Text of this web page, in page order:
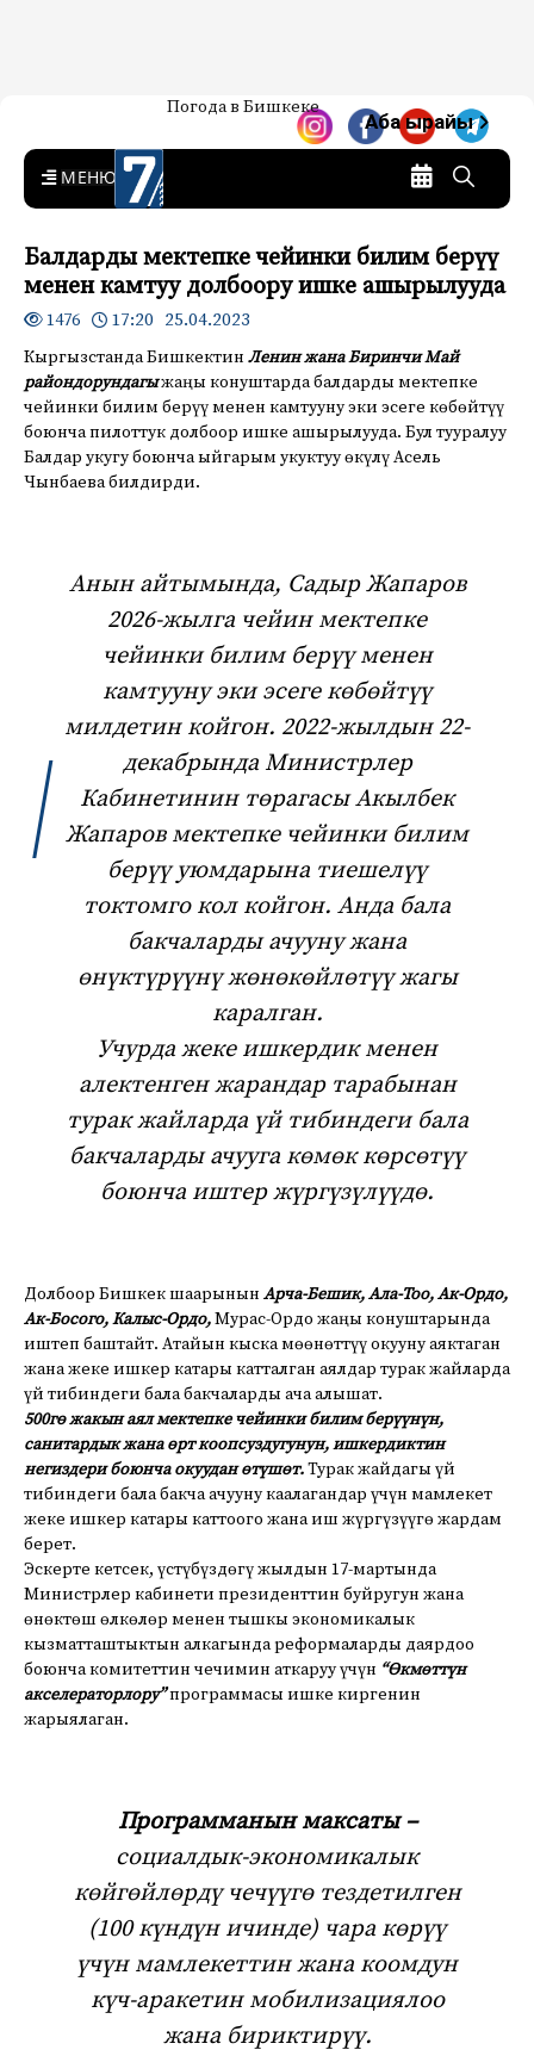
7-канал. Жаңылыктар —
Кыргызстан
Жаңылыктар — Кыргызстан
Погода в Бишкеке
Аба ырайы
MENU
Балдарды мектепке чейинки билим берүү
менен камтуу долбоору ишке ашырылууда
1476 17:20 25.04.2023
Кыргызстанда Бишкектин Ленин жана Биринчи Май
райондорундагыжаңы конуштарда балдарды мектепке
чейинки билим берүү менен камтууну эки эсеге көбөйтүү
боюнча пилоттук долбоор ишке ашырылууда. Бул тууралуу
Балдар укугу боюнча ыйгарым укуктуу өкүлү Асель
Чынбаева билдирди.
Анын айтымында, Садыр Жапаров
2026-жылга чейин мектепке
чейинки билим берүү менен
камтууну эки эсеге көбөйтүү
милдетин койгон. 2022-жылдын 22-
декабрында Министрлер
Кабинетинин төрагасы Акылбек
Жапаров мектепке чейинки билим
берүү уюмдарына тиешелүү
токтомго кол койгон. Анда бала
бакчаларды ачууну жана
өнүктүрүүнү жөнөкөйлөтүү жагы
каралган.
Учурда жеке ишкердик менен
алектенген жарандар тарабынан
турак жайларда үй тибиндеги бала
бакчаларды ачууга көмөк көрсөтүү
боюнча иштер жүргүзүлүүдө.
Долбоор Бишкек шаарынын Арча-Бешик, Ала-Тоо, Ак-Ордо,
Ак-Босого, Калыс-Ордо,Мурас-Ордо жаңы конуштарында
иштеп баштайт. Атайын кыска мөөнөттүү окууну аяктаган
жана жеке ишкер катары катталган аялдар турак жайларда
үй тибиндеги бала бакчаларды ача алышат.
500гө жакын аял мектепке чейинки билим берүүнүн,
санитардык жана өрт коопсуздугунун, ишкердиктин
негиздери боюнча окуудан өтүшөт.Турак жайдагы үй
тибиндеги бала бакча ачууну каалагандар үчүн мамлекет
жеке ишкер катары каттоого жана иш жүргүзүүгө жардам
берет.
Эскерте кетсек, үстүбүздөгү жылдын 17-мартында
Министрлер кабинети президенттин буйругун жана
өнөктөш өлкөлөр менен тышкы экономикалык
кызматташтыктын алкагында реформаларды даярдоо
боюнча комитеттин чечимин аткаруу үчүн “Өкмөттүн
акселераторлору”программасы ишке киргенин
жарыялаган.
Программанын максаты –
социалдык-экономикалык
көйгөйлөрдү чечүүгө тездетилген
(100 күндүн ичинде) чара көрүү
үчүн мамлекеттин жана коомдун
күч-аракетин мобилизациялоо
жана бириктирүү.